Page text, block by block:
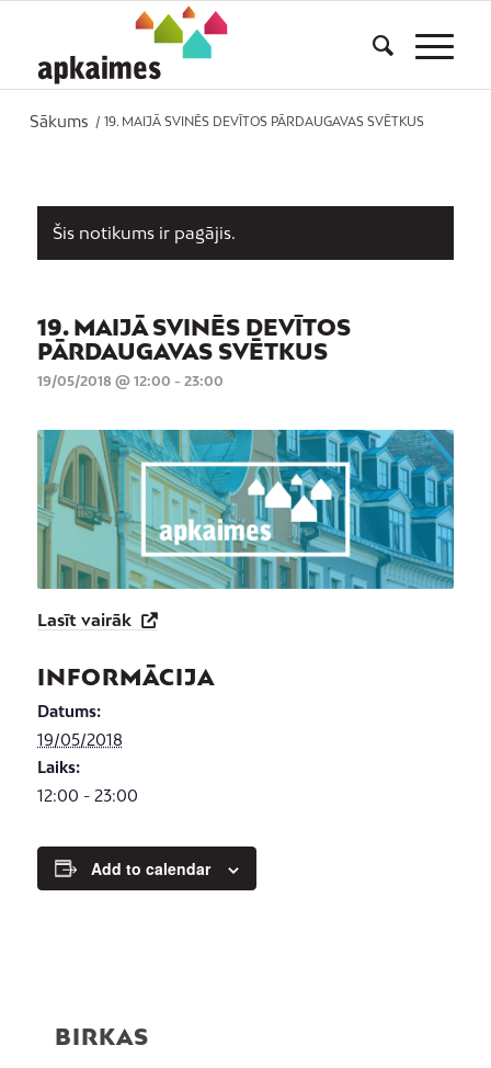
Sākums / 19. MAIJĀ SVINĒS DEVĪTOS PĀRDAUGAVAS SVĒTKUS
Šis notikums ir pagājis.
19. MAIJĀ SVINĒS DEVĪTOS
PĀRDAUGAVAS SVĒTKUS
19/05/2018 @ 12:00 - 23:00
Lasīt vairāk
INFORMĀCIJA
Datums:
19/05/2018
Laiks:
12:00 - 23:00
Add to calendar
BIRKAS